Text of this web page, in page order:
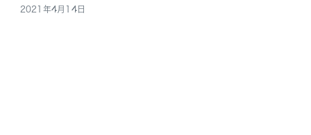
2021年4月14日